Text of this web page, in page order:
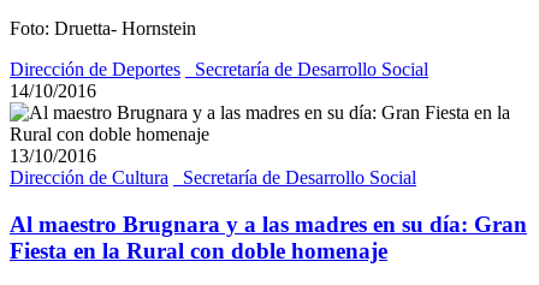
Foto: Druetta- Hornstein
Dirección de Deportes
_Secretaría de Desarrollo Social
14/10/2016
13/10/2016
Dirección de Cultura
_Secretaría de Desarrollo Social
Al maestro Brugnara y a las madres en su día: Gran
Fiesta en la Rural con doble homenaje